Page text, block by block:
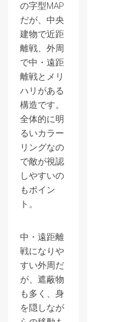
の字型MAP
だが、中央
建物で近距
離戦、外周
で中・遠距
離戦とメリ
ハリがある
構造です。
全体的に明
るいカラー
リングなの
で敵が視認
しやすいの
もポイン
ト。
中・遠距離
戦になりや
すい外周だ
が、遮蔽物
も多く、身
を隠しなが